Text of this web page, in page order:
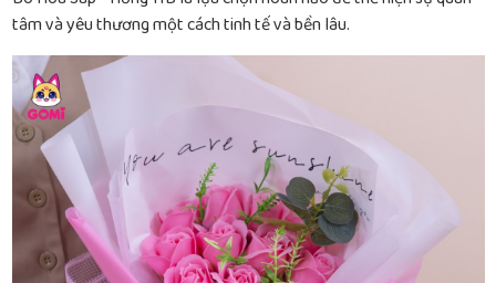
tâm và yêu thương một cách tinh tế và bền lâu.